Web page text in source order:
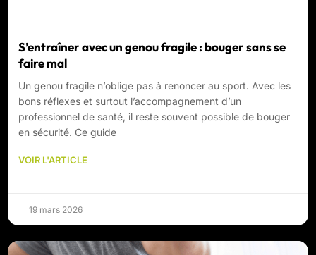
S’entraîner avec un genou fragile : bouger sans se
faire mal
Un genou fragile n’oblige pas à renoncer au sport. Avec les
bons réflexes et surtout l’accompagnement d’un
professionnel de santé, il reste souvent possible de bouger
en sécurité. Ce guide
VOIR L'ARTICLE
19 mars 2026